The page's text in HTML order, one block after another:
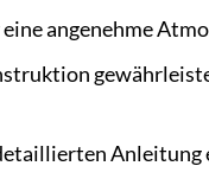
angenehme
Anleitung